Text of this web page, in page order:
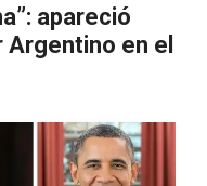
apareció
en el